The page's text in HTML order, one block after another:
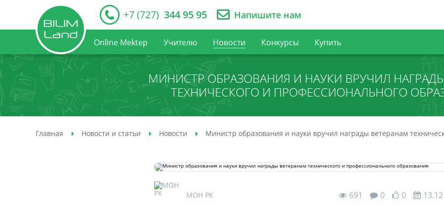
+7 (727) 344 95 95 Напишите нам
Online Mektep Учителю Новости Конкурсы Купить
МИНИСТР ОБРАЗОВАНИЯ И НАУКИ ВРУЧИЛ
ТЕХНИЧЕСКОГО И ПРОФЕССИОНАЛЬНОГО
Главная Новости и статьи Новости Министр образования и науки вручил награды ветеранам
МОН РК 691 0 0